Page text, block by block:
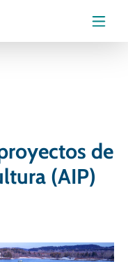
Menú
de
(AIP)